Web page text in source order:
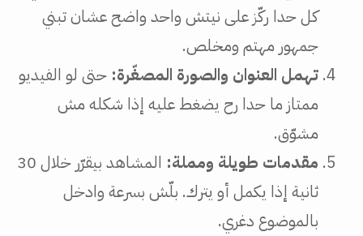
كل حدا ركّز على نيتش واحد واضح عشان تبني
جمهور مهتم ومخلص.
تهمل العنوان والصورة المصغّرة: حتى لو الفيديو
ممتاز ما حدا رح يضغط عليه إذا شكله مش
مشوّق.
مقدمات طويلة ومملة:
المشاهد بيقرّر خلال 30
ثانية إذا يكمل أو يترك. بلّش بسرعة وادخل
بالموضوع دغري.